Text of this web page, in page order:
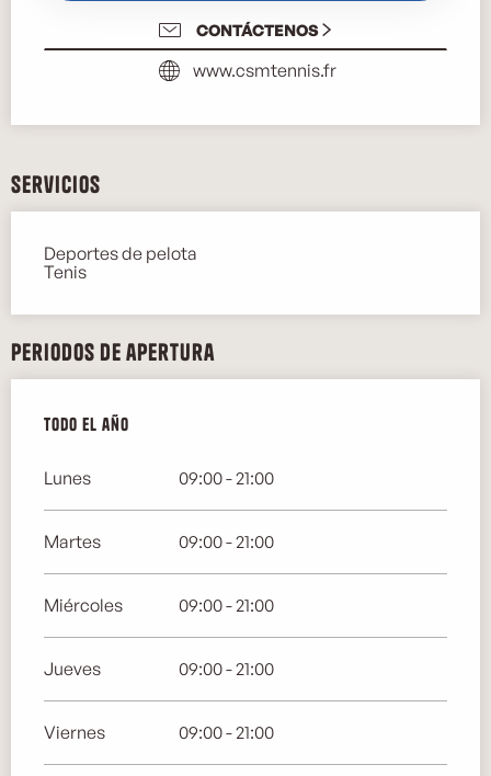
CONTÁCTENOS
www.csmtennis.fr
Servicios
Deportes de pelota
Tenis
Periodos de apertura
Todo el año
Todo el año
Lunes 09:00 - 21:00
Martes 09:00 - 21:00
Miércoles 09:00 - 21:00
Jueves 09:00 - 21:00
Viernes 09:00 - 21:00